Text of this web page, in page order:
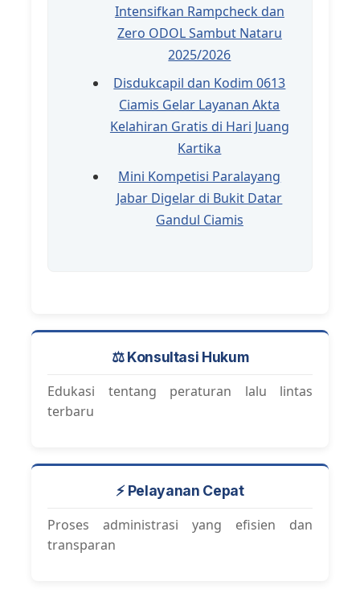
Intensifkan Rampcheck dan
Zero ODOL Sambut Nataru
2025/2026
Disdukcapil dan Kodim 0613
Ciamis Gelar Layanan Akta
Kelahiran Gratis di Hari Juang
Kartika
Mini Kompetisi Paralayang
Jabar Digelar di Bukit Datar
Gandul Ciamis
⚖️ Konsultasi Hukum
Edukasi tentang peraturan lalu lintas
terbaru
⚡ Pelayanan Cepat
Proses administrasi yang efisien dan
transparan